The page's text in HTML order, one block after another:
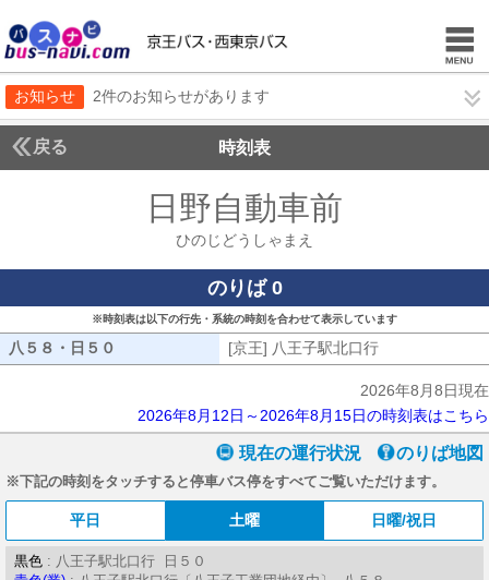
お知らせ 2件のお知らせがあります
戻る 時刻表
日野自動車前
ひのじどうしゃまえ
のりば 0
※時刻表は以下の行先・系統の時刻を合わせて表示しています
八５８・日５０ [京王] 八王子駅北口行
2026年8月8日現在
2026年8月12日～2026年8月15日の時刻表はこちら
現在の運行状況 のりば地図
※下記の時刻をタッチすると停車バス停をすべてご覧いただけます。
平日 土曜 日曜/祝日
黒色 : 八王子駅北口行 日５０